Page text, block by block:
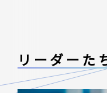
リーダーた